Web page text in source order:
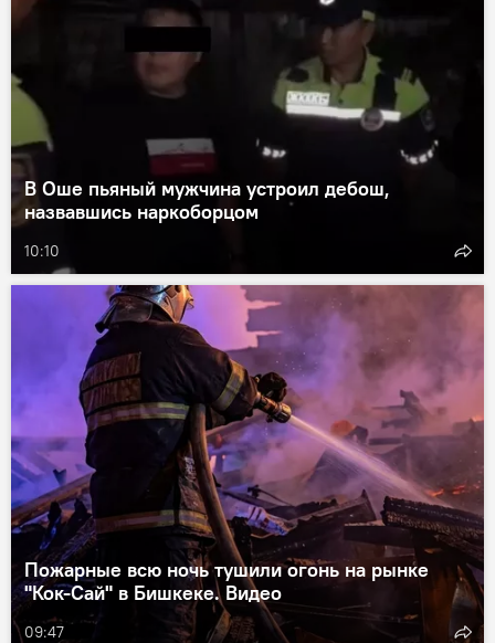
В Оше пьяный мужчина устроил дебош,
назвавшись наркоборцом
10:10
Пожарные всю ночь тушили огонь на рынке
"Кок-Сай" в Бишкеке. Видео
09:47